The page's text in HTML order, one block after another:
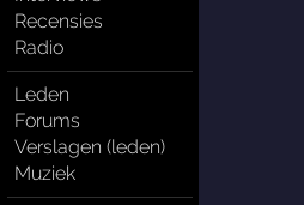
Recensies
Radio
Leden
Forums
Verslagen (leden)
Muziek